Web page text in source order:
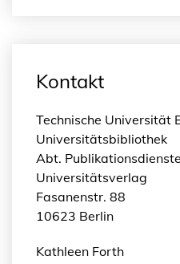
Kontakt
Technische Universität
Universitätsbibliothek
Abt. Publikationsdienste
Universitätsverlag
Fasanenstr. 88
10623 Berlin
Kathleen Forth